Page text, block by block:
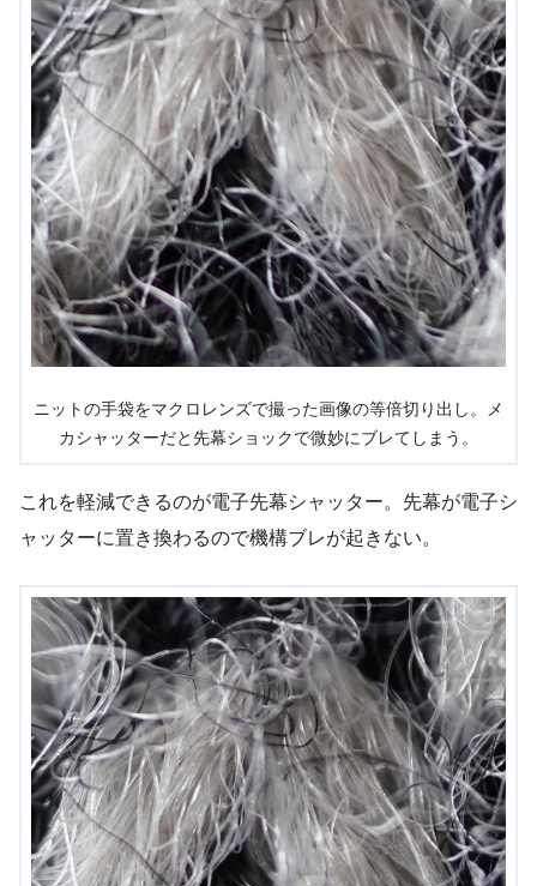
ニットの手袋をマクロレンズで撮った画像の等倍切り出し。メ
カシャッターだと先幕ショックで微妙にブレてしまう。
これを軽減できるのが電子先幕シャッター。先幕が電子シ
ャッターに置き換わるので機構ブレが起きない。